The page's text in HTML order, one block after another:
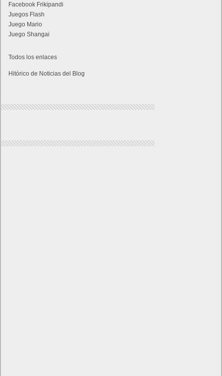
Facebook Frikipandi
Juegos Flash
Juego Mario
Juego Shangai
Todos los enlaces
Hitórico de Noticias del Blog